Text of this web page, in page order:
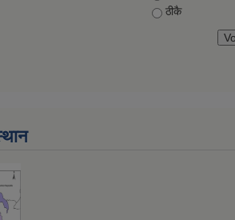
ठीकै